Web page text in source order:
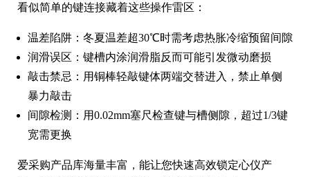
看似简单的键连接藏着这些操作雷区：
温差陷阱：冬夏温差超30℃时需考虑热胀冷缩预留间隙
润滑误区：键槽内涂润滑脂反而可能引发微动磨损
敲击禁忌：用铜棒轻敲键体两端交替进入，禁止单侧
暴力敲击
间隙检测：用0.02mm塞尺检查键与槽侧隙，超过1/3键
宽需更换
爱采购产品库海量丰富，能让您快速高效锁定心仪产